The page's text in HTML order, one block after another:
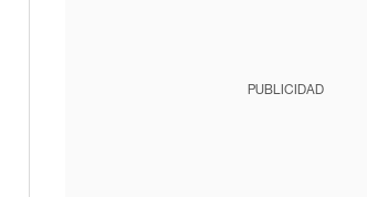
PUBLICIDAD